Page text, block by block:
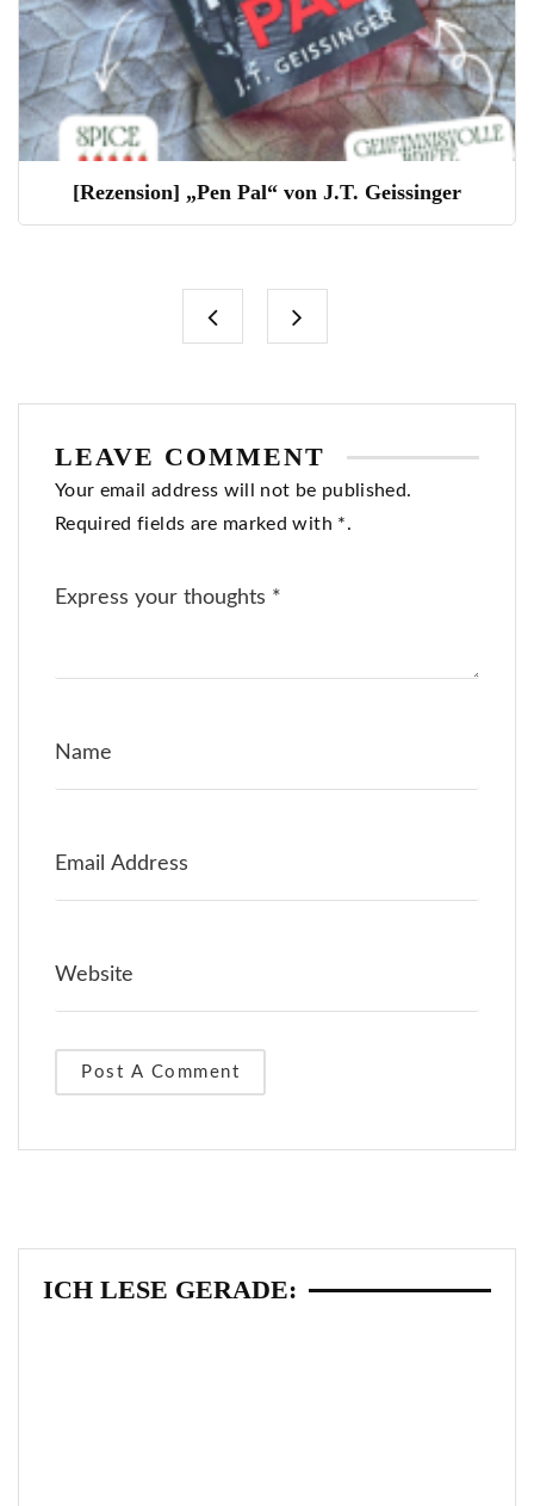
[Rezension] „The Devil’s Sons 4 – Nie wieder
allein“ von Chloé Wallerand
LEAVE COMMENT
Your email address will not be published.
Required fields are marked with *.
ICH LESE GERADE: